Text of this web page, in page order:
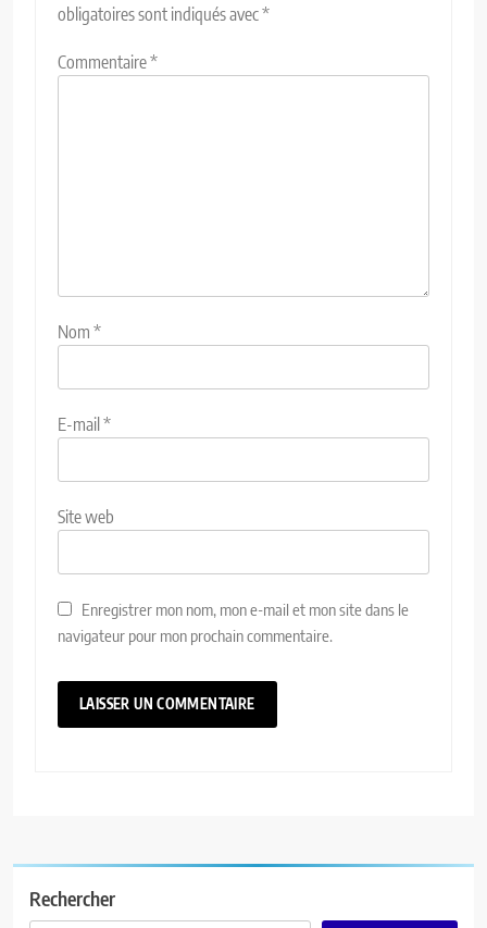
obligatoires sont indiqués avec*
Commentaire*
Nom *
E-mail*
Site web
Enregistrer mon nom, mon e-mail et mon site dans le
navigateur pour mon prochain commentaire.
Rechercher